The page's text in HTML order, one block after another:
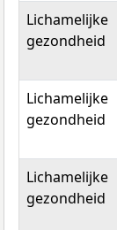
Lichamelijke
gezondheid
Lichamelijke
gezondheid
Lichamelijke
gezondheid